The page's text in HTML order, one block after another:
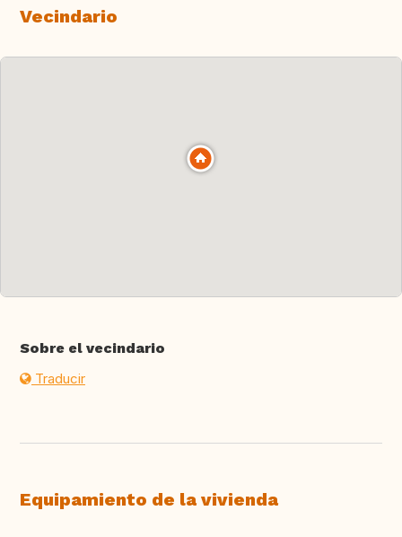
Vecindario
Sobre el vecindario
Traducir
Equipamiento de la vivienda